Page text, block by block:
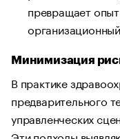
превращает
организационный
Минимизация
В практике
предварительного
управленческих